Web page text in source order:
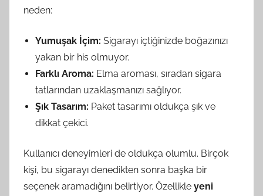
neden:
Yumuşak İçim: Sigarayı içtiğinizde boğazınızı
yakan bir his olmuyor.
Farklı Aroma: Elma aroması, sıradan sigara
tatlarından uzaklaşmanızı sağlıyor.
Şık Tasarım: Paket tasarımı oldukça şık ve
dikkat çekici.
Kullanıcı deneyimleri de oldukça olumlu. Birçok
kişi, bu sigarayı denedikten sonra başka bir
seçenek aramadığını belirtiyor. Özellikle yeni